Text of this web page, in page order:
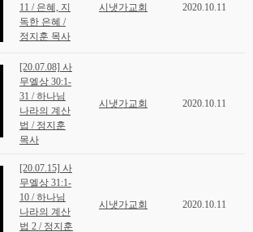
11 / 은혜, 지
독한 은혜 /
정지훈 목사
시냇가교회 2020.10.11
[20.07.08] 사
무엘상 30:1-
31 / 하나님
나라의 계산
법 / 정지훈
목사
시냇가교회 2020.10.11
[20.07.15] 사
무엘상 31:1-
10 / 하나님
나라의 계산
법 2 / 정지훈
시냇가교회 2020.10.11